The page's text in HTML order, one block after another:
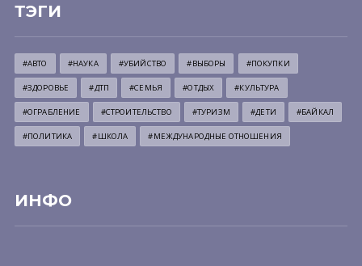
ТЭГИ
#АВТО #НАУКА #УБИЙСТВО #ВЫБОРЫ #ПОКУПКИ
#ЗДОРОВЬЕ #ДТП #СЕМЬЯ #ОТДЫХ #КУЛЬТУРА
#ОГРАБЛЕНИЕ #СТРОИТЕЛЬСТВО #ТУРИЗМ #ДЕТИ #БАЙКАЛ
#ПОЛИТИКА #ШКОЛА #МЕЖДУНАРОДНЫЕ ОТНОШЕНИЯ
ИНФО